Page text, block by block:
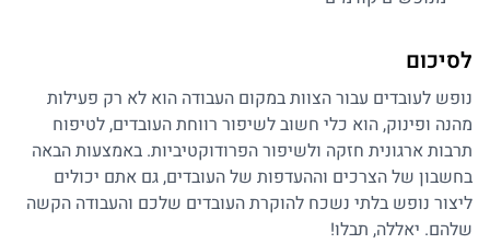
לסיכום
נופש לעובדים עבור הצוות במקום העבודה הוא לא רק פעילות
מהנה ופינוק, הוא כלי חשוב לשיפור רווחת העובדים, לטיפוח
תרבות ארגונית חזקה ולשיפור הפרודוקטיביות. באמצעות הבאה
בחשבון של הצרכים וההעדפות של העובדים, גם אתם יכולים
ליצור נופש בלתי נשכח להוקרת העובדים שלכם והעבודה הקשה
שלהם. יאללה, תבלו!